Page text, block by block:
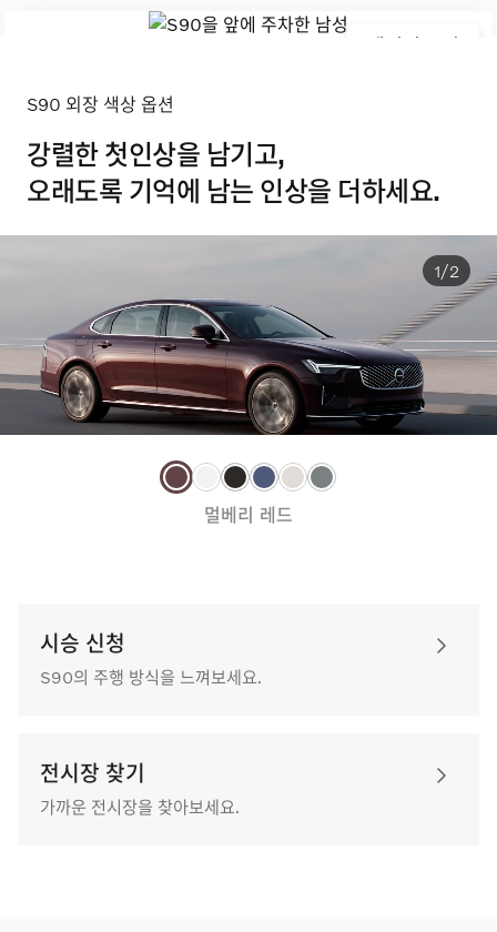
갤러리 보기
S90 외장 색상 옵션
강렬한 첫인상을 남기고,
오래도록 기억에 남는 인상을 더하세요.
1/2
멀베리 레드
시승 신청
S90의 주행 방식을 느껴보세요.
전시장 찾기
가까운 전시장을 찾아보세요.